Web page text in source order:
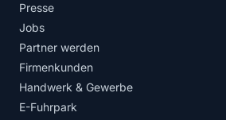
Presse
Jobs
Partner werden
Firmenkunden
Handwerk & Gewerbe
E-Fuhrpark